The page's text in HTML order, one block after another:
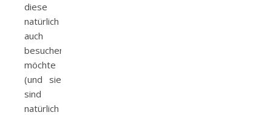
diese
natürlich
auch
besuchen
möchte
(und sie
sind
natürlich